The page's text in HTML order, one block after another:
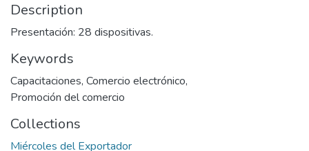
Description
Presentación: 28 dispositivas.
Keywords
Capacitaciones, Comercio electrónico,
Promoción del comercio
Collections
Miércoles del Exportador